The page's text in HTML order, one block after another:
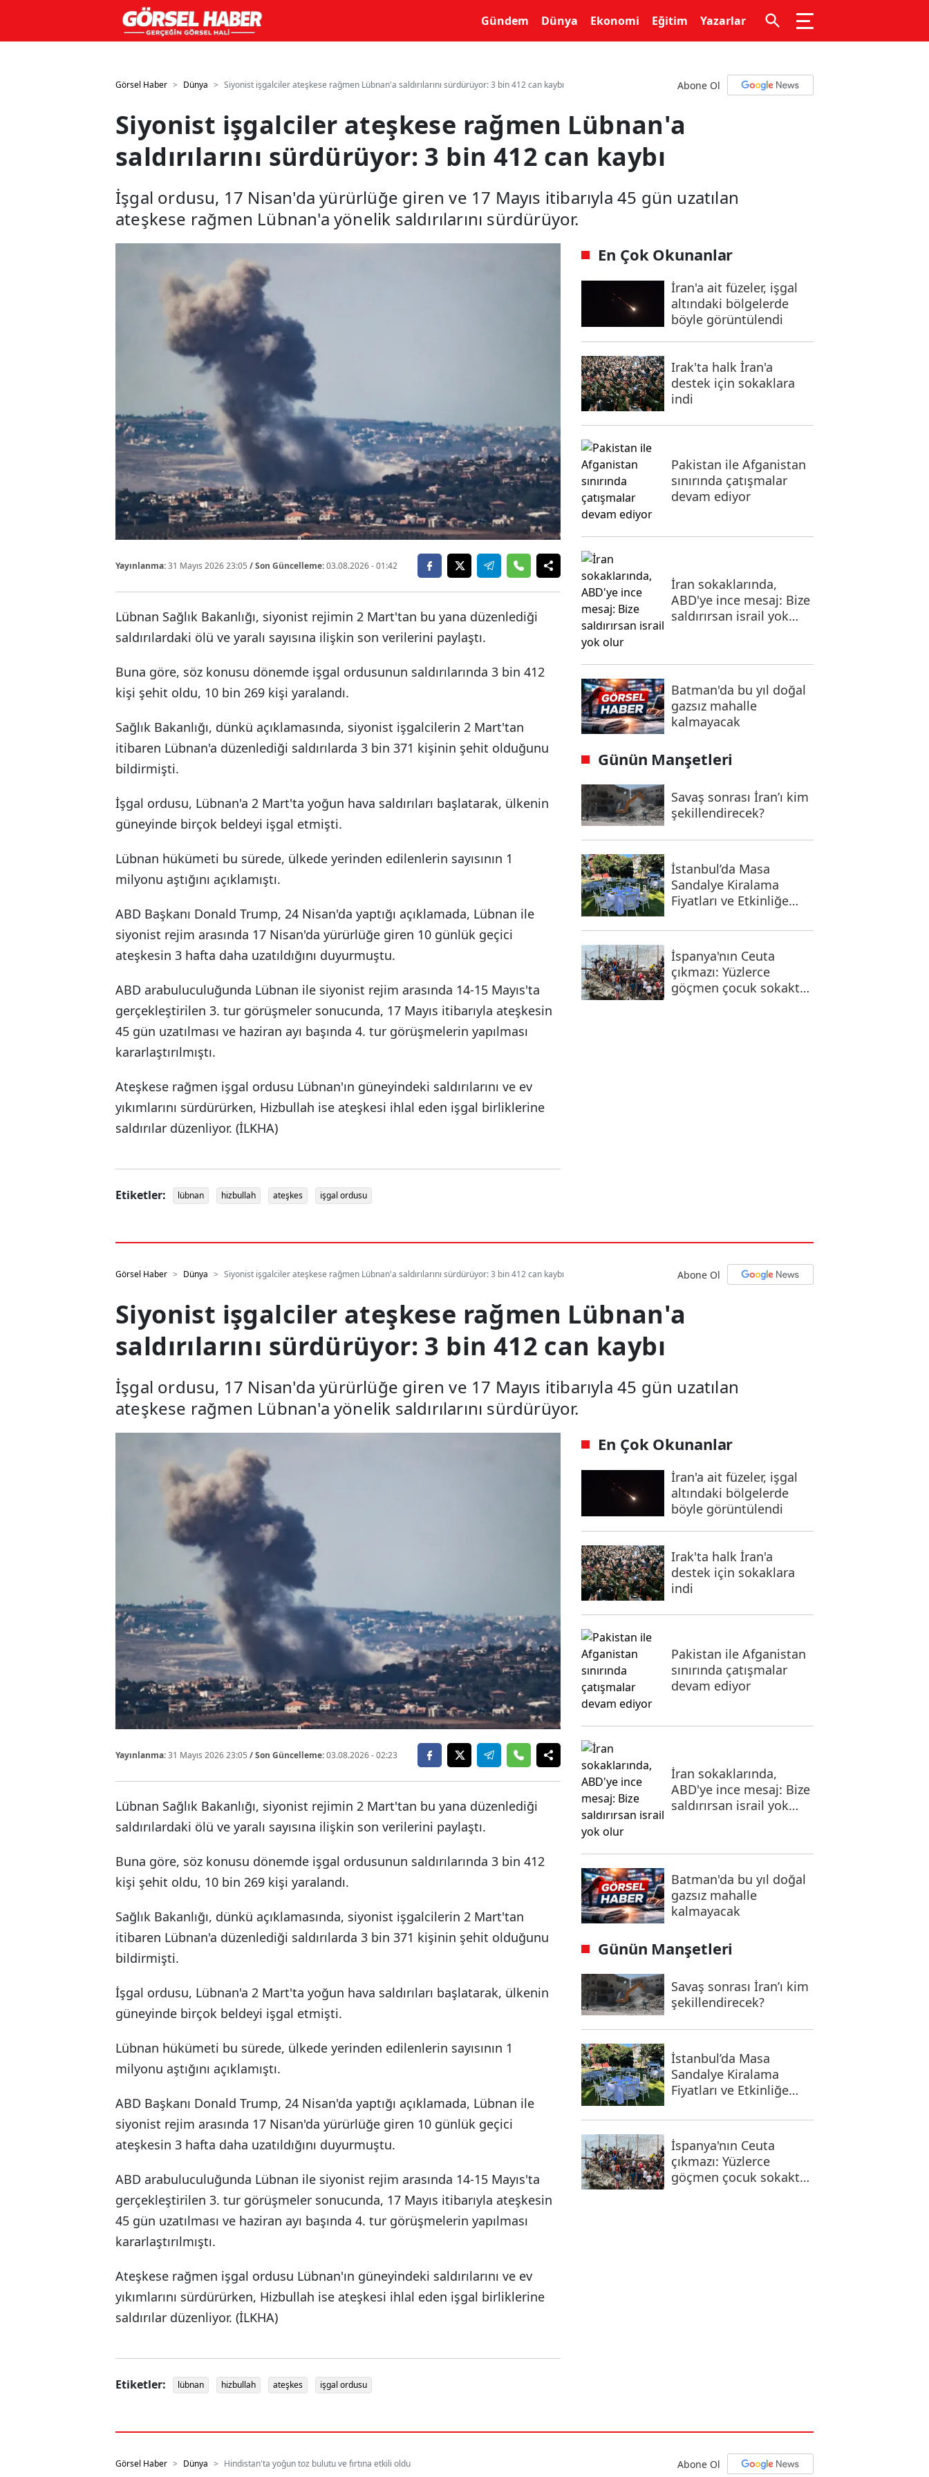
GTM kodunuzu buraya ekleyinGTM kodunuzu buraya ekleyin
Gündem
Dünya Ekonomi Eğitim Yazarlar
Görsel Haber Dünya Siyonist işgalciler ateşkese rağmen Lübnan'a saldırılarını sürdürüyor: 3 bin 412 can kaybı Abone Ol
Siyonist işgalciler ateşkese rağmen Lübnan'a
saldırılarını sürdürüyor: 3 bin 412 can kaybı
İşgal ordusu, 17 Nisan'da yürürlüğe giren ve 17 Mayıs itibarıyla 45 gün uzatılan
ateşkese rağmen Lübnan'a yönelik saldırılarını sürdürüyor.
Yayınlanma:31 Mayıs 2026 23:05 / Son Güncelleme:03.08.2026- 01:42
Lübnan Sağlık Bakanlığı, siyonist rejimin 2 Mart'tan bu yana düzenlediği
saldırılardaki ölü ve yaralı sayısına ilişkin son verilerini paylaştı.
Buna göre, söz konusu dönemde işgal ordusunun saldırılarında 3 bin 412
kişi şehit oldu, 10 bin 269 kişi yaralandı.
Sağlık Bakanlığı, dünkü açıklamasında, siyonist işgalcilerin 2 Mart'tan
itibaren Lübnan'a düzenlediği saldırılarda 3 bin 371 kişinin şehit olduğunu
bildirmişti.
İşgal ordusu, Lübnan'a 2 Mart'ta yoğun hava saldırıları başlatarak, ülkenin
güneyinde birçok beldeyi işgal etmişti.
Lübnan hükümeti bu sürede, ülkede yerinden edilenlerin sayısının 1
milyonu aştığını açıklamıştı.
ABD Başkanı Donald Trump, 24 Nisan'da yaptığı açıklamada, Lübnan ile
siyonist rejim arasında 17 Nisan'da yürürlüğe giren 10 günlük geçici
ateşkesin 3 hafta daha uzatıldığını duyurmuştu.
ABD arabuluculuğunda Lübnan ile siyonist rejim arasında 14-15 Mayıs'ta
gerçekleştirilen 3. tur görüşmeler sonucunda, 17 Mayıs itibarıyla ateşkesin
45 gün uzatılması ve haziran ayı başında 4. tur görüşmelerin yapılması
kararlaştırılmıştı.
Ateşkese rağmen işgal ordusu Lübnan'ın güneyindeki saldırılarını ve ev
yıkımlarını sürdürürken, Hizbullah ise ateşkesi ihlal eden işgal birliklerine
saldırılar düzenliyor. (İLKHA)
Etiketler: lübnan hizbullah ateşkes işgal ordusu
En Çok Okunanlar
İran'a ait füzeler, işgal
altındaki bölgelerde
böyle görüntülendi
Irak'ta halk İran'a
destek için sokaklara
indi
Pakistan ile Afganistan
sınırında çatışmalar
devam ediyor
İran sokaklarında,
ABD'ye ince mesaj: Bize
saldırırsan israil yok
Batman'da bu yıl doğal
gazsız mahalle
kalmayacak
Günün Manşetleri
Savaş sonrası İran’ı kim
şekillendirecek?
İstanbul’da Masa
Sandalye Kiralama
Fiyatları ve Etkinliğe
İspanya'nın Ceuta
çıkmazı: Yüzlerce
göçmen çocuk sokakta
Görsel Haber Dünya Siyonist işgalciler ateşkese rağmen Lübnan'a saldırılarını sürdürüyor: 3 bin 412 can kaybı Abone Ol
Siyonist işgalciler ateşkese rağmen Lübnan'a
saldırılarını sürdürüyor: 3 bin 412 can kaybı
İşgal ordusu, 17 Nisan'da yürürlüğe giren ve 17 Mayıs itibarıyla 45 gün uzatılan
ateşkese rağmen Lübnan'a yönelik saldırılarını sürdürüyor.
Yayınlanma:31 Mayıs 2026 23:05 / Son Güncelleme:03.08.2026- 02:23
Lübnan Sağlık Bakanlığı, siyonist rejimin 2 Mart'tan bu yana düzenlediği
saldırılardaki ölü ve yaralı sayısına ilişkin son verilerini paylaştı.
Buna göre, söz konusu dönemde işgal ordusunun saldırılarında 3 bin 412
kişi şehit oldu, 10 bin 269 kişi yaralandı.
Sağlık Bakanlığı, dünkü açıklamasında, siyonist işgalcilerin 2 Mart'tan
itibaren Lübnan'a düzenlediği saldırılarda 3 bin 371 kişinin şehit olduğunu
bildirmişti.
İşgal ordusu, Lübnan'a 2 Mart'ta yoğun hava saldırıları başlatarak, ülkenin
güneyinde birçok beldeyi işgal etmişti.
Lübnan hükümeti bu sürede, ülkede yerinden edilenlerin sayısının 1
milyonu aştığını açıklamıştı.
ABD Başkanı Donald Trump, 24 Nisan'da yaptığı açıklamada, Lübnan ile
siyonist rejim arasında 17 Nisan'da yürürlüğe giren 10 günlük geçici
ateşkesin 3 hafta daha uzatıldığını duyurmuştu.
ABD arabuluculuğunda Lübnan ile siyonist rejim arasında 14-15 Mayıs'ta
gerçekleştirilen 3. tur görüşmeler sonucunda, 17 Mayıs itibarıyla ateşkesin
45 gün uzatılması ve haziran ayı başında 4. tur görüşmelerin yapılması
kararlaştırılmıştı.
Ateşkese rağmen işgal ordusu Lübnan'ın güneyindeki saldırılarını ve ev
yıkımlarını sürdürürken, Hizbullah ise ateşkesi ihlal eden işgal birliklerine
saldırılar düzenliyor. (İLKHA)
Etiketler: lübnan hizbullah ateşkes işgal ordusu
En Çok Okunanlar
İran'a ait füzeler, işgal
altındaki bölgelerde
böyle görüntülendi
Irak'ta halk İran'a
destek için sokaklara
indi
Pakistan ile Afganistan
sınırında çatışmalar
devam ediyor
İran sokaklarında,
ABD'ye ince mesaj: Bize
saldırırsan israil yok
Batman'da bu yıl doğal
gazsız mahalle
kalmayacak
Günün Manşetleri
Savaş sonrası İran’ı kim
şekillendirecek?
İstanbul’da Masa
Sandalye Kiralama
Fiyatları ve Etkinliğe
İspanya'nın Ceuta
çıkmazı: Yüzlerce
göçmen çocuk sokakta
Görsel Haber Dünya Hindistan'ta yoğun toz bulutu ve fırtına etkili oldu Abone Ol